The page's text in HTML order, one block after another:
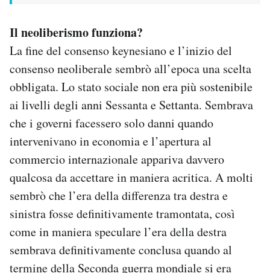
Il neoliberismo funziona?
La fine del consenso keynesiano e l’inizio del
consenso neoliberale sembrò all’epoca una scelta
obbligata. Lo stato sociale non era più sostenibile
ai livelli degli anni Sessanta e Settanta. Sembrava
che i governi facessero solo danni quando
intervenivano in economia e l’apertura al
commercio internazionale appariva davvero
qualcosa da accettare in maniera acritica. A molti
sembrò che l’era della differenza tra destra e
sinistra fosse definitivamente tramontata, così
come in maniera speculare l’era della destra
sembrava definitivamente conclusa quando al
termine della Seconda guerra mondiale si era